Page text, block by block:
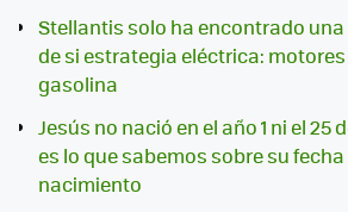
Stellantis solo ha encontrado
de si estrategia eléctrica: motores
gasolina
Jesús no nació en el año 1 ni el 25
es lo que sabemos sobre su
nacimiento